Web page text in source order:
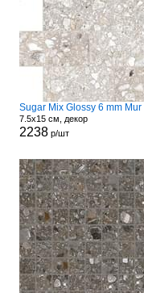
Sugar Mix Glossy 6 mm Mur
7.5x15 см, декор
2238р/шт